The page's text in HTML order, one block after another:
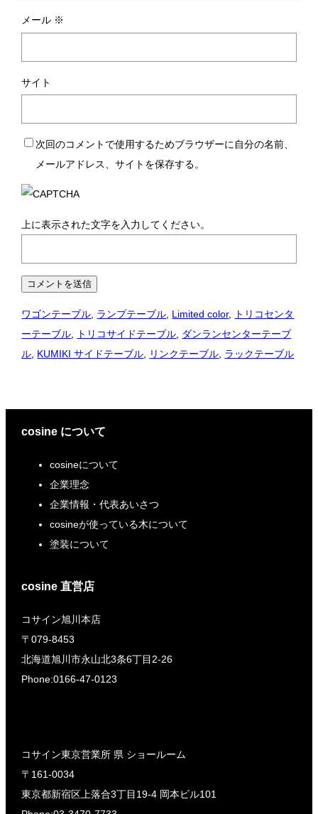
メール ※
サイト
次回のコメントで使用するためブラウザーに自分の名前、
メールアドレス、サイトを保存する。
上に表示された文字を入力してください。
ワゴンテーブル ランプテーブル Limited color,
トリコセンタ
ーテーブル
トリコサイドテーブル
ダンランセンターテーブ
ル KUMIKI サイドテーブル リンクテーブル ラックテーブル
cosine について
cosineについて
企業理念
企業情報・代表あいさつ
cosineが使っている木について
塗装について
cosine 直営店
コサイン旭川本店
〒079-8453
北海道旭川市永山北3条6丁目2-26
Phone:0166-47-0123
コサイン東京営業所 県 ショールーム
〒161-0034
東京都新宿区上落合3丁目19-4 岡本ビル101